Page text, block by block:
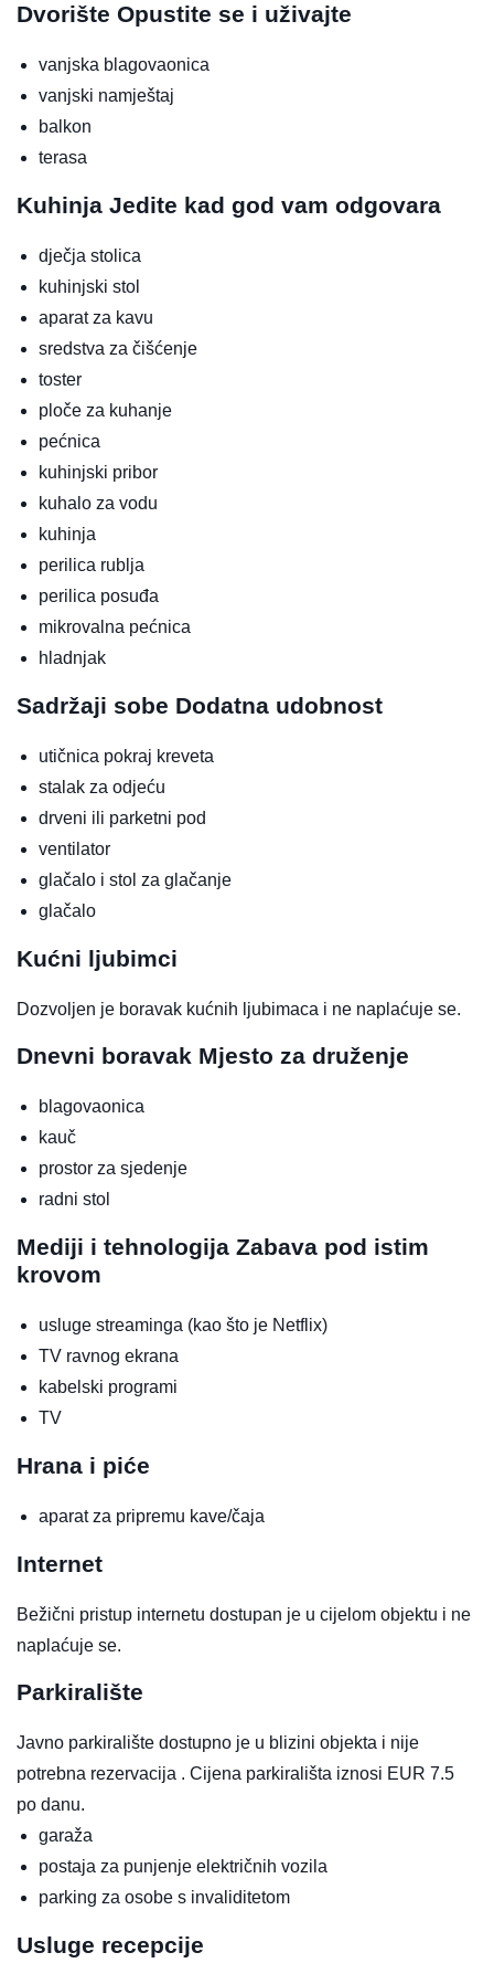
Dvorište Opustite se i uživajte
vanjska blagovaonica
vanjski namještaj
balkon
terasa
Kuhinja Jedite kad god vam odgovara
dječja stolica
kuhinjski stol
aparat za kavu
sredstva za čišćenje
toster
ploče za kuhanje
pećnica
kuhinjski pribor
kuhalo za vodu
kuhinja
perilica rublja
perilica posuđa
mikrovalna pećnica
hladnjak
Sadržaji sobe Dodatna udobnost
utičnica pokraj kreveta
stalak za odjeću
drveni ili parketni pod
ventilator
glačalo i stol za glačanje
glačalo
Kućni ljubimci
Dozvoljen je boravak kućnih ljubimaca i ne naplaćuje se.
Dnevni boravak Mjesto za druženje
blagovaonica
kauč
prostor za sjedenje
radni stol
Mediji i tehnologija Zabava pod istim
krovom
usluge streaminga (kao što je Netflix)
TV ravnog ekrana
kabelski programi
TV
Hrana i piće
aparat za pripremu kave/čaja
Internet
Bežični pristup internetu dostupan je u cijelom objektu i ne
naplaćuje se.
Parkiralište
Javno parkiralište dostupno je u blizini objekta i nije
potrebna rezervacija . Cijena parkirališta iznosi EUR 7.5
po danu.
garaža
postaja za punjenje električnih vozila
parking za osobe s invaliditetom
Usluge recepcije